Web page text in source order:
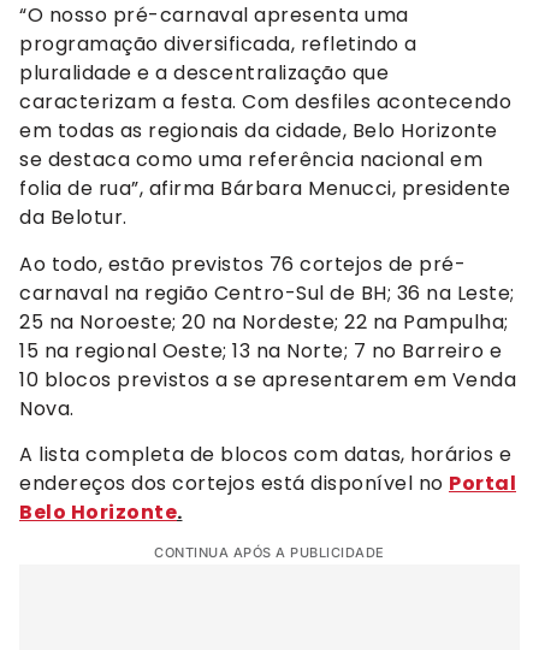
“O nosso pré-carnaval apresenta uma
programação diversificada, refletindo a
pluralidade e a descentralização que
caracterizam a festa. Com desfiles acontecendo
em todas as regionais da cidade, Belo Horizonte
se destaca como uma referência nacional em
folia de rua”, afirma Bárbara Menucci, presidente
da Belotur.
Ao todo, estão previstos 76 cortejos de pré-
carnaval na região Centro-Sul de BH; 36 na Leste;
25 na Noroeste; 20 na Nordeste; 22 na Pampulha;
15 na regional Oeste; 13 na Norte; 7 no Barreiro e
10 blocos previstos a se apresentarem em Venda
Nova.
A lista completa de blocos com datas, horários e
endereços dos cortejos está disponível no Portal
Belo Horizonte.
CONTINUA APÓS A PUBLICIDADE